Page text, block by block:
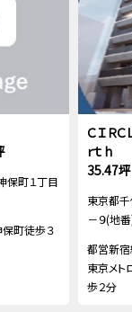
保町１丁目
町徒歩３
ＣＩＲ
ｒｔｈ
35.47坪
東京都
－９(地
都営新
東京メ
歩２分